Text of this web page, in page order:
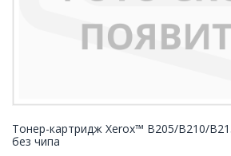
Тонер-картридж Xerox™ B205/B210/
без чипа